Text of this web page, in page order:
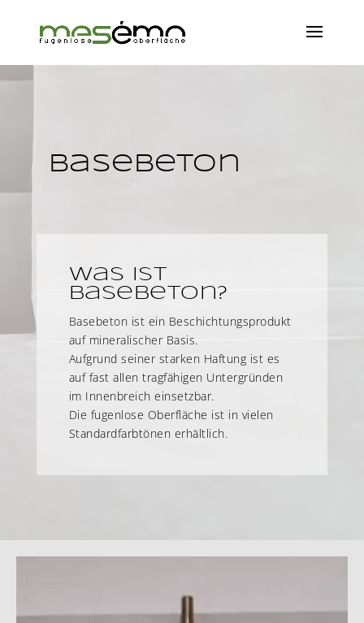
Basebeton
Was ist
Basebeton?
Basebeton ist ein Beschichtungsprodukt
auf mineralischer Basis.
Aufgrund seiner starken Haftung ist es
auf fast allen tragfähigen Untergründen
im Innenbreich einsetzbar.
Die fugenlose Oberfläche ist in vielen
Standardfarbtönen erhältlich.